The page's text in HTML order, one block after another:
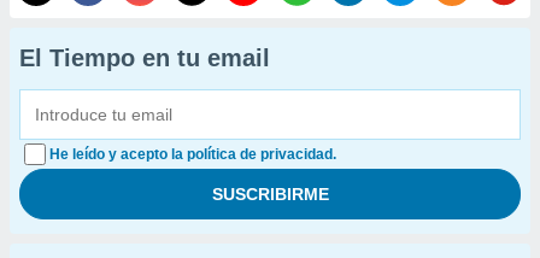
El Tiempo en tu email
He leído y acepto la política de privacidad.